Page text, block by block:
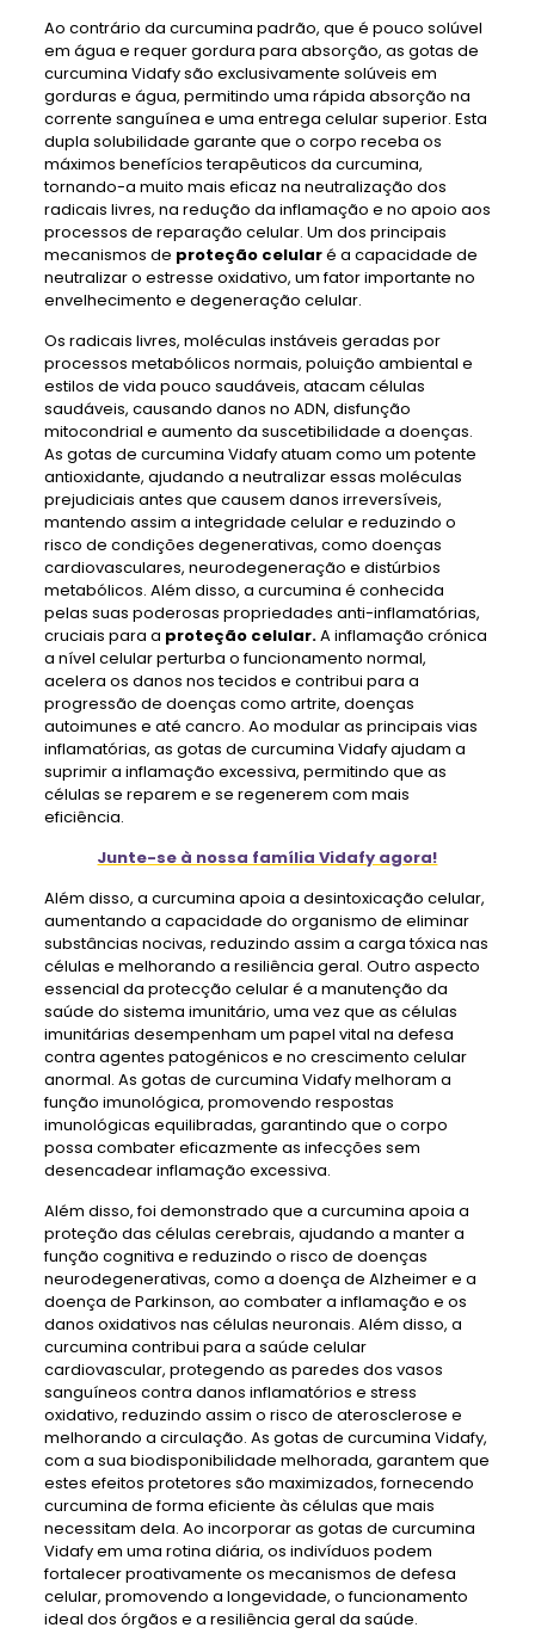
Ao contrário da curcumina padrão, que é pouco solúvel
em água e requer gordura para absorção, as gotas de
curcumina Vidafy são exclusivamente solúveis em
gorduras e água, permitindo uma rápida absorção na
corrente sanguínea e uma entrega celular superior. Esta
dupla solubilidade garante que o corpo receba os
máximos benefícios terapêuticos da curcumina,
tornando-a muito mais eficaz na neutralização dos
radicais livres, na redução da inflamação e no apoio aos
processos de reparação celular. Um dos principais
mecanismos de proteção celularé a capacidade de
neutralizar o estresse oxidativo, um fator importante no
envelhecimento e degeneração celular.
Os radicais livres, moléculas instáveis ​​geradas por
processos metabólicos normais, poluição ambiental e
estilos de vida pouco saudáveis, atacam células
saudáveis, causando danos no ADN, disfunção
mitocondrial e aumento da suscetibilidade a doenças.
As gotas de curcumina Vidafy atuam como um potente
antioxidante, ajudando a neutralizar essas moléculas
prejudiciais antes que causem danos irreversíveis,
mantendo assim a integridade celular e reduzindo o
risco de condições degenerativas, como doenças
cardiovasculares, neurodegeneração e distúrbios
metabólicos. Além disso, a curcumina é conhecida
pelas suas poderosas propriedades anti-inflamatórias,
cruciais para a proteção celular.A inflamação crónica
a nível celular perturba o funcionamento normal,
acelera os danos nos tecidos e contribui para a
progressão de doenças como artrite, doenças
autoimunes e até cancro. Ao modular as principais vias
inflamatórias, as gotas de curcumina Vidafy ajudam a
suprimir a inflamação excessiva, permitindo que as
células se reparem e se regenerem com mais
eficiência.
Junte-se à nossa família Vidafy agora!
Além disso, a curcumina apoia a desintoxicação celular,
aumentando a capacidade do organismo de eliminar
substâncias nocivas, reduzindo assim a carga tóxica nas
células e melhorando a resiliência geral. Outro aspecto
essencial da protecção celular é a manutenção da
saúde do sistema imunitário, uma vez que as células
imunitárias desempenham um papel vital na defesa
contra agentes patogénicos e no crescimento celular
anormal. As gotas de curcumina Vidafy melhoram a
função imunológica, promovendo respostas
imunológicas equilibradas, garantindo que o corpo
possa combater eficazmente as infecções sem
desencadear inflamação excessiva.
Além disso, foi demonstrado que a curcumina apoia a
proteção das células cerebrais, ajudando a manter a
função cognitiva e reduzindo o risco de doenças
neurodegenerativas, como a doença de Alzheimer e a
doença de Parkinson, ao combater a inflamação e os
danos oxidativos nas células neuronais. Além disso, a
curcumina contribui para a saúde celular
cardiovascular, protegendo as paredes dos vasos
sanguíneos contra danos inflamatórios e stress
oxidativo, reduzindo assim o risco de aterosclerose e
melhorando a circulação. As gotas de curcumina Vidafy,
com a sua biodisponibilidade melhorada, garantem que
estes efeitos protetores são maximizados, fornecendo
curcumina de forma eficiente às células que mais
necessitam dela. Ao incorporar as gotas de curcumina
Vidafy em uma rotina diária, os indivíduos podem
fortalecer proativamente os mecanismos de defesa
celular, promovendo a longevidade, o funcionamento
ideal dos órgãos e a resiliência geral da saúde.